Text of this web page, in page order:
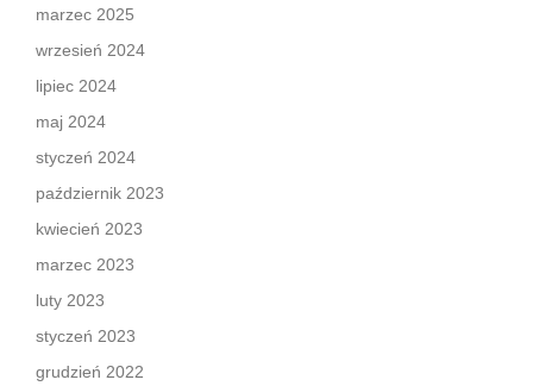
marzec 2025
wrzesień 2024
lipiec 2024
maj 2024
styczeń 2024
październik 2023
kwiecień 2023
marzec 2023
luty 2023
styczeń 2023
grudzień 2022